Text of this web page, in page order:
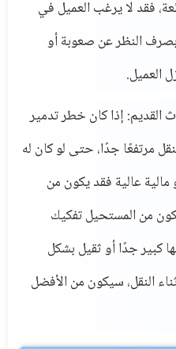
فقد لا يرغب العميل في
بصرف النظر عن صعوبة أو
العميل.
القديم: إذا كان خطر تدمير
مرتفعًا جدًا، حتى لو كان له
عالية فقد يكون من
من المستحيل تفكيك
كبير جدًا أو ثقيل بشكل
النقل، سيكون من الأفضل